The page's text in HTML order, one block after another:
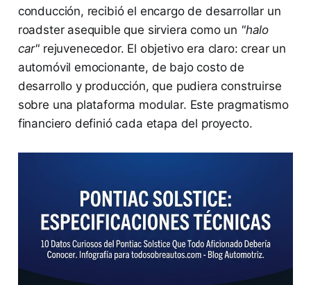
conducción, recibió el encargo de desarrollar un
roadster asequible que sirviera como un "halo
car" rejuvenecedor. El objetivo era claro: crear un
automóvil emocionante, de bajo costo de
desarrollo y producción, que pudiera construirse
sobre una plataforma modular. Este pragmatismo
financiero definió cada etapa del proyecto.